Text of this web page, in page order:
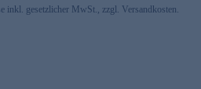
inkl. gesetzlicher MwSt., zzgl. Versandkosten.